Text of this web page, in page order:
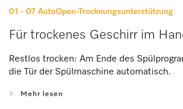
01 - 07 AutoOpen-Trocknungsunterstützung
Für trockenes Geschirr im
Restlos trocken: Am Ende des
die Tür der Spülmaschine automatisch.
Mehr lesen